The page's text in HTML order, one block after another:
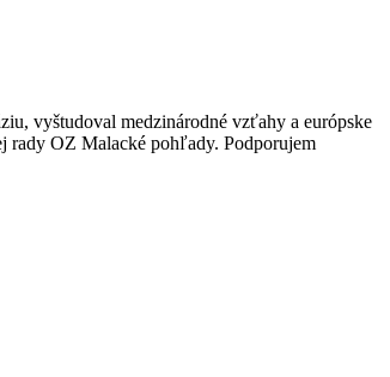
vyštudoval medzinárodné vzťahy a európske
rady OZ Malacké pohľady. Podporujem